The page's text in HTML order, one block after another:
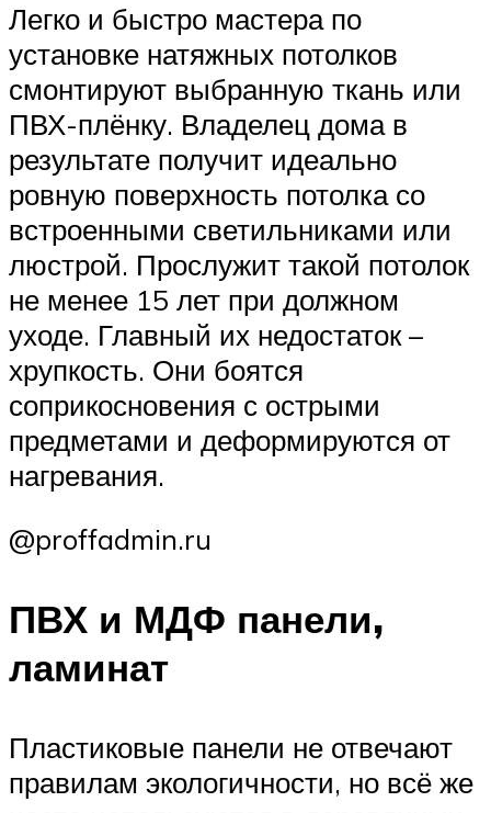
Легко и быстро мастера по
установке натяжных потолков
смонтируют выбранную ткань или
ПВХ-плёнку. Владелец дома в
результате получит идеально
ровную поверхность потолка со
встроенными светильниками или
люстрой. Прослужит такой потолок
не менее 15 лет при должном
уходе. Главный их недостаток –
хрупкость. Они боятся
соприкосновения с острыми
предметами и деформируются от
нагревания.
@proffadmin.ru
ПВХ и МДФ панели,
ламинат
Пластиковые панели не отвечают
правилам экологичности, но всё же